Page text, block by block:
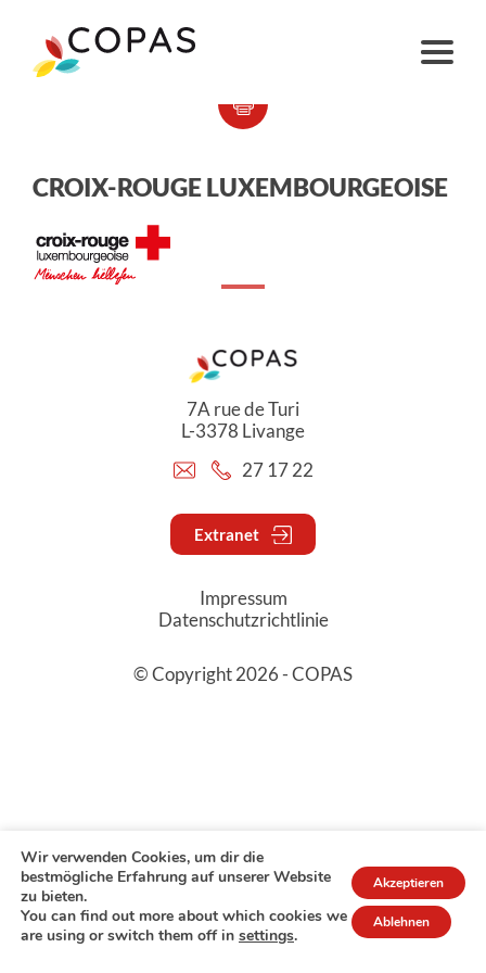
CROIX-ROUGE LUXEMBOURGEOISE
7A rue de Turi
L-3378 Livange
27 17 22
Extranet
Impressum
Datenschutzrichtlinie
© Copyright 2026 - COPAS
Wir verwenden Cookies, um dir die
bestmögliche Erfahrung auf unserer Website
zu bieten.
You can find out more about which cookies we
are using or switch them off in settings.
Akzeptieren
Ablehnen